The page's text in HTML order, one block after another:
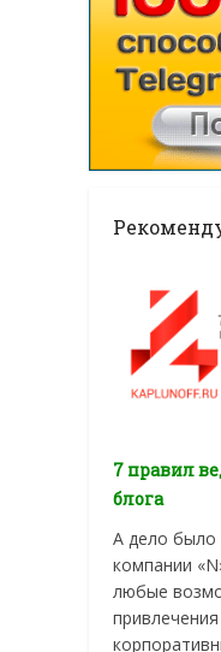
7 правил
блога
А дело было
компании
любые